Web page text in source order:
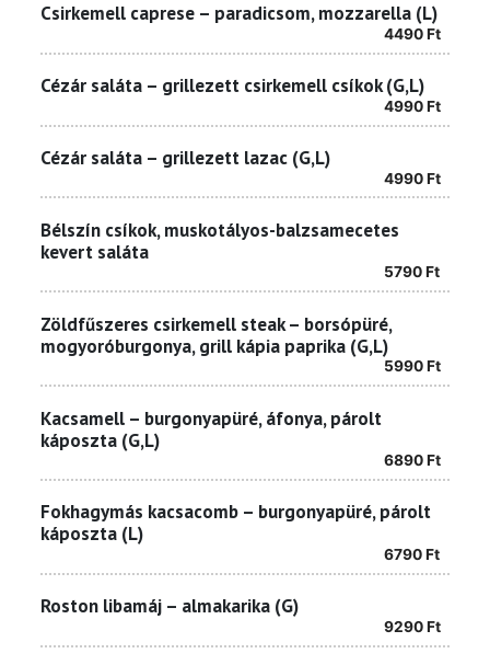
Csirkemell caprese – paradicsom, mozzarella (L)
4490Ft
Cézár saláta – grillezett csirkemell csíkok (G,L)
4990Ft
Cézár saláta – grillezett lazac (G,L)
4990Ft
Bélszín csíkok, muskotályos-balzsamecetes
kevert saláta
5790Ft
Zöldfűszeres csirkemell steak – borsópüré,
mogyoróburgonya, grill kápia paprika (G,L)
5990Ft
Kacsamell – burgonyapüré, áfonya, párolt
káposzta (G,L)
6890Ft
Fokhagymás kacsacomb – burgonyapüré, párolt
káposzta (L)
6790Ft
Roston libamáj – almakarika (G)
9290Ft